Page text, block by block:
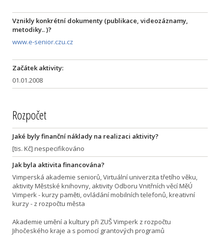
Vznikly konkrétní dokumenty (publikace, videozáznamy,
metodiky.. )?
www.e-senior.czu.cz
Začátek aktivity:
01.01.2008
Rozpočet
Jaké byly finanční náklady na realizaci aktivity?
[tis. Kč] nespecifikováno
Jak byla aktivita financována?
Vimperská akademie seniorů, Virtuální univerzita třetího věku,
aktivity Městské knihovny, aktivity Odboru Vnitřních věcí MěÚ
Vimperk - kurzy paměti, ovládání mobilních telefonů, kreativní
kurzy - z rozpočtu města
Akademie umění a kultury při ZUŠ Vimperk z rozpočtu
Jihočeského kraje a s pomocí grantových programů